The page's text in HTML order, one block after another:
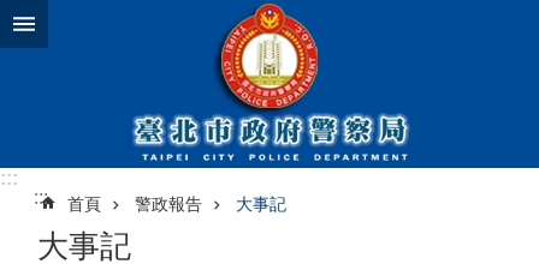
跳到主要內容區塊
:::
:::
首頁 警政報告 大事記
大事記